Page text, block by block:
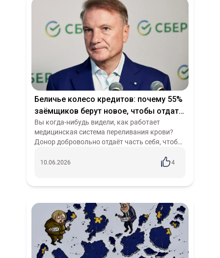
Беличье колесо кредитов: почему 55%
заёмщиков берут новое, чтобы отдать
старое
Вы когда-нибудь видели, как работает
медицинская система переливания крови?
Донор добровольно отдаёт часть себя, чтобы
аппарату насильно и начать выкачиват...
10.06.2026 4